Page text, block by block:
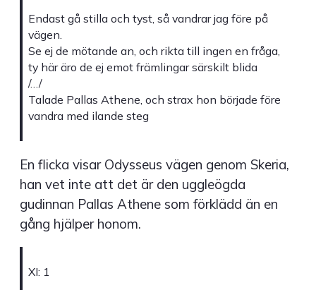
Endast gå stilla och tyst, så vandrar jag före på
vägen.
Se ej de mötande an, och rikta till ingen en fråga,
ty här äro de ej emot främlingar särskilt blida
/…/
Talade Pallas Athene, och strax hon började före
vandra med ilande steg
En flicka visar Odysseus vägen genom Skeria,
han vet inte att det är den uggleögda
gudinnan Pallas Athene som förklädd än en
gång hjälper honom.
XI: 1